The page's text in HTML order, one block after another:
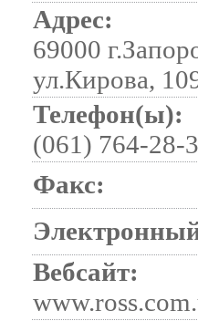
Адрес:
69000
ул.Кирова,
Телефон(ы):
(061) 764-28-
Факс:
Вебсайт: